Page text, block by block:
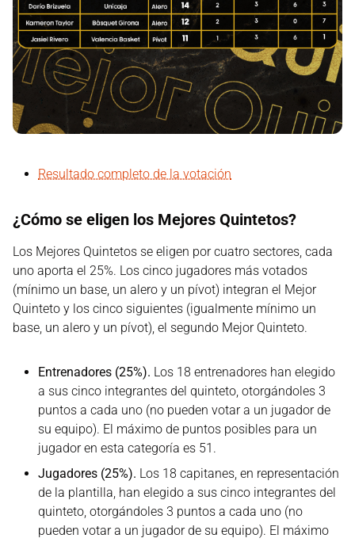
Resultado completo de la votación
¿Cómo se eligen los Mejores Quintetos?
Los Mejores Quintetos se eligen por cuatro sectores, cada
uno aporta el 25%. Los cinco jugadores más votados
(mínimo un base, un alero y un pívot) integran el Mejor
Quinteto y los cinco siguientes (igualmente mínimo un
base, un alero y un pívot), el segundo Mejor Quinteto.
Entrenadores (25%). Los 18 entrenadores han elegido
a sus cinco integrantes del quinteto, otorgándoles 3
puntos a cada uno (no pueden votar a un jugador de
su equipo). El máximo de puntos posibles para un
jugador en esta categoría es 51.
Jugadores (25%). Los 18 capitanes, en representación
de la plantilla, han elegido a sus cinco integrantes del
quinteto, otorgándoles 3 puntos a cada uno (no
pueden votar a un jugador de su equipo). El máximo